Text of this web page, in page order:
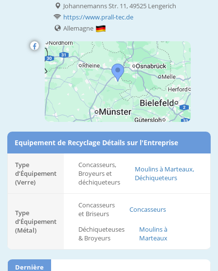
Johannemanns Str. 11, 49525 Lengerich
https://www.prall-tec.de
Allemagne
Equipement de Recyclage Détails sur l'Entreprise
Type
d’Équipement
(Verre)
Concasseurs,
Broyeurs et
déchiqueteurs
Moulins à Marteaux,
Déchiqueteurs
Type
d’Équipement
(Métal)
Concasseurs
et Briseurs
Concasseurs
Déchiqueteuses
& Broyeurs
Moulins à
Marteaux
Dernière